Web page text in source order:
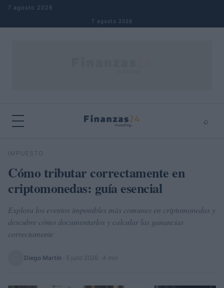
Saltar al contenido
7 agosto 2026
7 agosto 2026
⌕
Buscar
IMPUESTO
Cómo tributar correctamente en
criptomonedas: guía esencial
Explora los eventos imponibles más comunes en criptomonedas y
descubre cómo documentarlos y calcular las ganancias
correctamente
Diego Martín 5 julio 2026 · 4 min